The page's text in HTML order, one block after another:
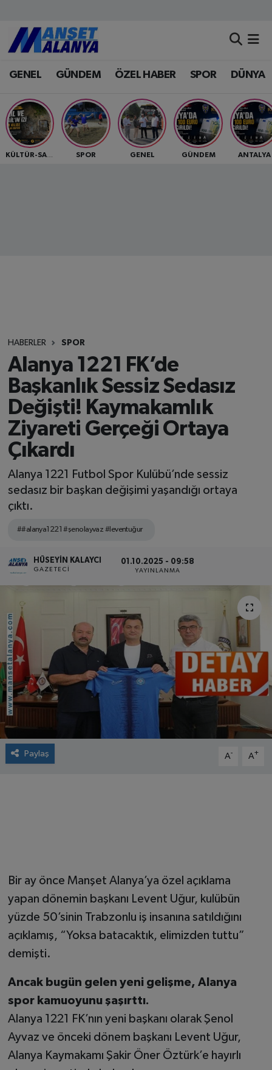
GENEL GÜNDEM ÖZEL HABER SPOR DÜNYA
KÜLTÜR-SANAT SPOR GENEL GÜNDEM ANTALYA
HABERLER SPOR
Alanya 1221 FK’de
Başkanlık Sessiz Sedasız
Değişti! Kaymakamlık
Ziyareti Gerçeği Ortaya
Çıkardı
Alanya 1221 Futbol Spor Kulübü’nde sessiz
sedasız bir başkan değişimi yaşandığı ortaya
çıktı.
##alanya1221 #şenolayvaz #leventuğur
HÜSEYIN KALAYCI
GAZETECI
01.10.2025 - 09:58
YAYINLANMA
Paylaş A- A+
Bir ay önce Manşet Alanya’ya özel açıklama
yapan dönemin başkanı Levent Uğur, kulübün
yüzde 50’sinin Trabzonlu iş insanına satıldığını
açıklamış, “Yoksa batacaktık, elimizden tuttu”
demişti.
Ancak bugün gelen yeni gelişme, Alanya
spor kamuoyunu şaşırttı.
Alanya 1221 FK’nın yeni başkanı olarak Şenol
Ayvaz ve önceki dönem başkanı Levent Uğur,
Alanya Kaymakamı Şakir Öner Öztürk’e hayırlı
Antalya Nöbetçi Eczaneler
Antalya Hava Durumu
Antalya Namaz Vakitleri
Antalya Trafik Yoğunluk Haritası